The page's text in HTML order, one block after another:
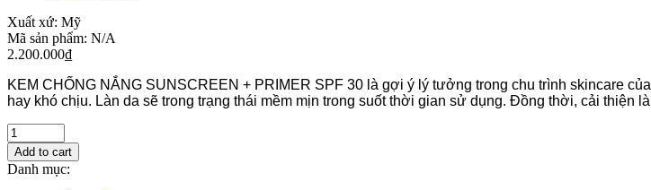
Xuất xứ: Mỹ
Mã sản phẩm: N/A
2.200.000₫
KEM CHỐNG NẮNG SUNSCREEN + PRIMER SPF 30 là gợi ý lý tưởng trong chu trình skincare
hay khó chịu. Làn da sẽ trong trạng thái mềm mịn trong suốt thời gian sử dụng. Đồng thời, cải thiện
Add to cart
Danh mục: